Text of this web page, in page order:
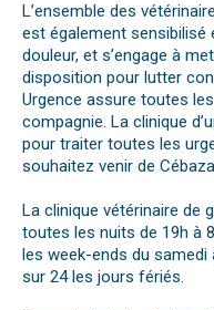
L’ensemble des
est également sensibilisé
douleur, et s’engage à
disposition pour lutter
Urgence assure toutes
compagnie. La clinique
pour traiter toutes les
souhaitez venir de
La clinique vétérinaire de
toutes les nuits de 19h à
les week-ends du samedi
sur 24 les jours fériés.